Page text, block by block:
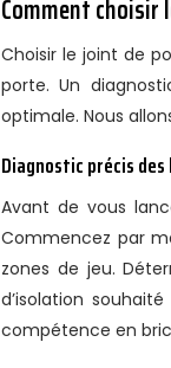
Comment
Choisir le joint de
porte. Un
optimale. Nous
Diagnostic précis
Avant de vous
Commencez par
zones de jeu.
d’isolation
compétence en